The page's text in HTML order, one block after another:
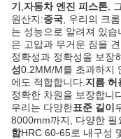
기
자동차 엔진 피스톤 ,
원산지:중국 , 우리의 크
는 성능으로 알려져 있습
은 고압과 무거운 짐을
정확성과 정확성을 보장
성0.2MM/M를 초과하지
에도 적합합니다. 지름 허
정확한 차원을 보장합니
우리는 다양한표준 길이
8000mm까지, 다양한
함HRC 60-65로 내구성